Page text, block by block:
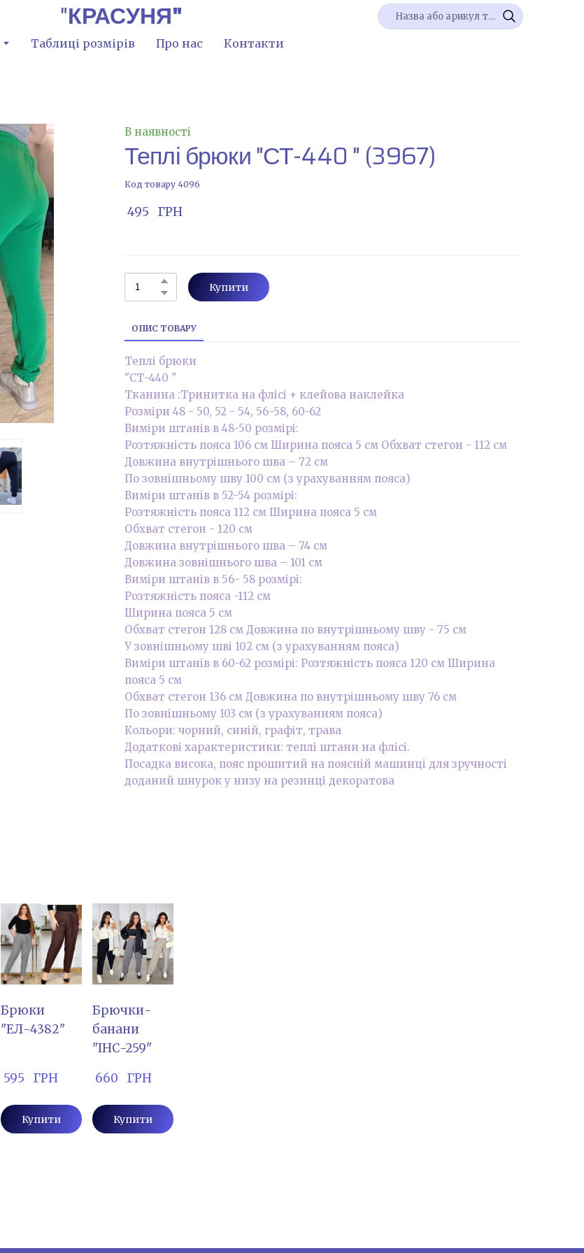
"КРАСУНЯ"
Таблиці розмірів Про нас Контакти
В наявності
Теплі брюки "СТ-440 " (3967)
Код товару 4096
495   ГРН
Купити
ОПИС ТОВАРУ
Теплі брюки
"СТ-440 "
Тканина :Тринитка на флісі + клейова наклейка
Розміри 48 - 50, 52 - 54, 56-58, 60-62
Виміри штанів в 48-50 розмірі:
Розтяжність пояса 106 см Ширина пояса 5 см Обхват стегон - 112 см
Довжина внутрішнього шва – 72 см
По зовнішньому шву 100 см (з урахуванням пояса)
Виміри штанів в 52-54 розмірі:
Розтяжність пояса 112 см Ширина пояса 5 см
Обхват стегон - 120 см
Довжина внутрішнього шва – 74 см
Довжина зовнішнього шва – 101 см
Виміри штанів в 56- 58 розмірі:
Розтяжність пояса -112 см
Ширина пояса 5 см
Обхват стегон 128 см Довжина по внутрішньому шву - 75 см
У зовнішньому шві 102 см (з урахуванням пояса)
Виміри штанів в 60-62 розмірі: Розтяжність пояса 120 см Ширина
пояса 5 см
Обхват стегон 136 см Довжина по внутрішньому шву 76 см
По зовнішньому 103 см (з урахуванням пояса)
Кольори: чорний, синій, графіт, трава
Додаткові характеристики: теплі штани на флісі.
Посадка висока, пояс прошитий на поясній машинці для зручності
доданий шнурок у низу на резинці декоратова
Брюки
"ЕЛ-4382"
595   ГРН
Купити
Брючки-
банани
"ІНС-259"
660   ГРН
Купити